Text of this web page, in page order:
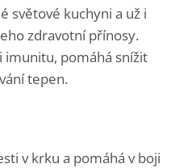
světové kuchyni a už i
zdravotní přínosy.
imunitu, pomáhá snížit
tepen.
v krku a pomáhá v boji